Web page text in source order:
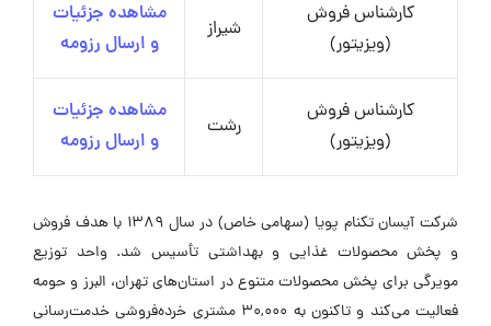
کارشناس فروش
(ویزیتور)
شیراز
مشاهده جزئیات
و ارسال رزومه
کارشناس فروش
(ویزیتور)
رشت
مشاهده جزئیات
و ارسال رزومه
شرکت آیسان تکنام پویا (سهامی خاص) در سال ۱۳۸۹ با هدف فروش
و پخش محصولات غذایی و بهداشتی تأسیس شد. واحد توزیع
مویرگی برای پخش محصولات متنوع در استان‌های تهران، البرز و حومه
فعالیت می‌کند و تاکنون به ۳۰,۰۰۰ مشتری خرده‌فروشی خدمت‌رسانی